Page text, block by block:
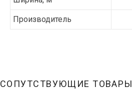
Производитель
СОПУТСТВУЮЩИЕ ТОВАРЫ